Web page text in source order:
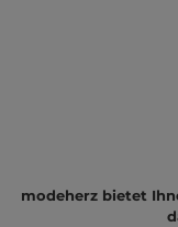
modeherz bietet